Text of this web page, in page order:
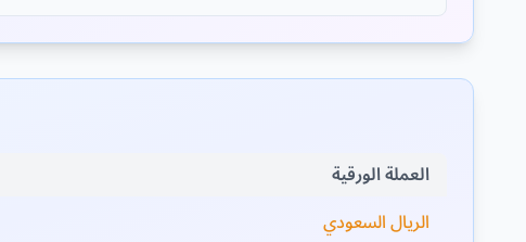
العملة الورقية
الريال السعودي